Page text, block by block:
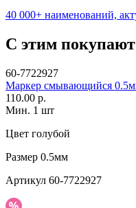
40 000+ наименований,
С этим
60-7722927
Маркер смывающийся
110.00 р.
Мин. 1 шт
Цвет голубой
Размер 0.5мм
Артикул 60-7722927